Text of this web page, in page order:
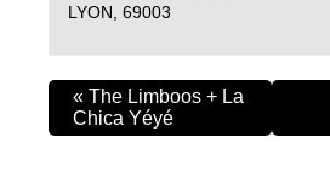
LYON 69003
« The Limboos + La
Chica Yéyé